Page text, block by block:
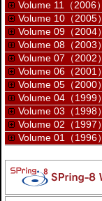
Volume 11（2006）
Volume 10（2005）
Volume 09（2004）
Volume 08（2003）
Volume 07（2002）
Volume 06（2001）
Volume 05（2000）
Volume 04（1999）
Volume 03（1998）
Volume 02（1997）
Volume 01（1996）